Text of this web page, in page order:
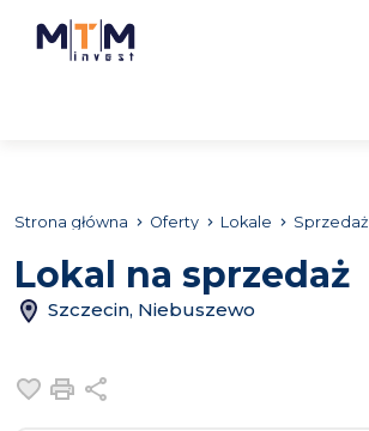
Strona główna Oferty Lokale Sprzedaż
Lokal na sprzedaż
Szczecin, Niebuszewo
Dodaj do ulubionych
Drukuj